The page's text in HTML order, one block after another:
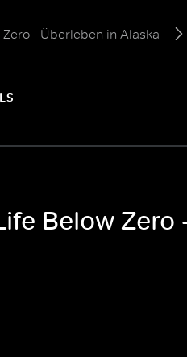
- Überleben in Alaska
Below